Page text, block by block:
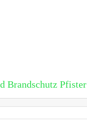
Brandschutz Pfister